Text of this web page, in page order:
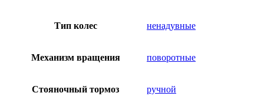
Тип колес ненадувные
Механизм вращения поворотные
Стояночный тормоз ручной